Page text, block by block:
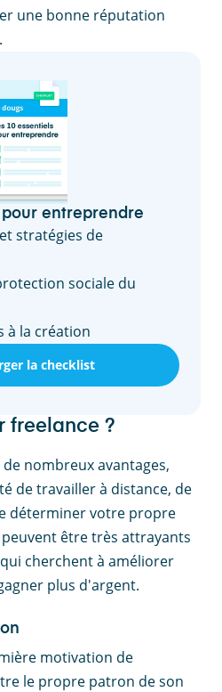
une bonne réputation
pour entreprendre
stratégies de
sociale du
à la création
la checklist
freelance ?
nombreux avantages,
de travailler à distance, de
déterminer votre propre
être très attrayants
cherchent à améliorer
plus d'argent.
motivation de
le propre patron de son